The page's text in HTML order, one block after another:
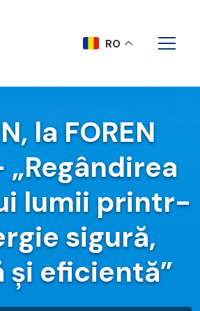
la FOREN
„Regândirea
lumii printr-
sigură,
și eficientă”
RO